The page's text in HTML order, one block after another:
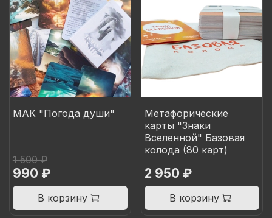
МАК "Погода души"
1 500 ₽
990 ₽
В корзину
Метафорические
карты "Знаки
Вселенной" Базовая
колода (80 карт)
2 950 ₽
В корзину